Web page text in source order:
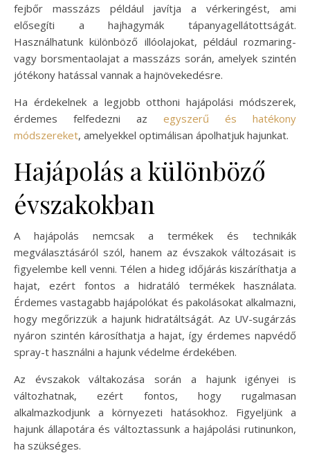
fejbőr masszázs például javítja a vérkeringést, ami
elősegíti a hajhagymák tápanyagellátottságát.
Használhatunk különböző illóolajokat, például rozmaring-
vagy borsmentaolajat a masszázs során, amelyek szintén
jótékony hatással vannak a hajnövekedésre.
Ha érdekelnek a legjobb otthoni hajápolási módszerek,
érdemes felfedezni az egyszerű és hatékony
módszereket, amelyekkel optimálisan ápolhatjuk hajunkat.
Hajápolás a különböző
évszakokban
A hajápolás nemcsak a termékek és technikák
megválasztásáról szól, hanem az évszakok változásait is
figyelembe kell venni. Télen a hideg időjárás kiszáríthatja a
hajat, ezért fontos a hidratáló termékek használata.
Érdemes vastagabb hajápolókat és pakolásokat alkalmazni,
hogy megőrizzük a hajunk hidratáltságát. Az UV-sugárzás
nyáron szintén károsíthatja a hajat, így érdemes napvédő
spray-t használni a hajunk védelme érdekében.
Az évszakok váltakozása során a hajunk igényei is
változhatnak, ezért fontos, hogy rugalmasan
alkalmazkodjunk a környezeti hatásokhoz. Figyeljünk a
hajunk állapotára és változtassunk a hajápolási rutinunkon,
ha szükséges.